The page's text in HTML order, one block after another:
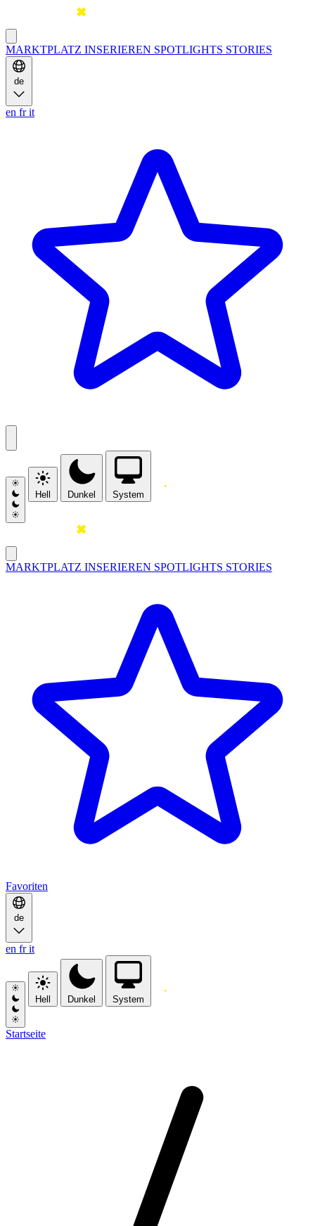
MARKTPLATZ INSERIEREN SPOTLIGHTS STORIES
de
en frit
Hell Dunkel System
MARKTPLATZ INSERIEREN SPOTLIGHTS STORIES
Favoriten
de
en frit
Hell Dunkel System
Startseite